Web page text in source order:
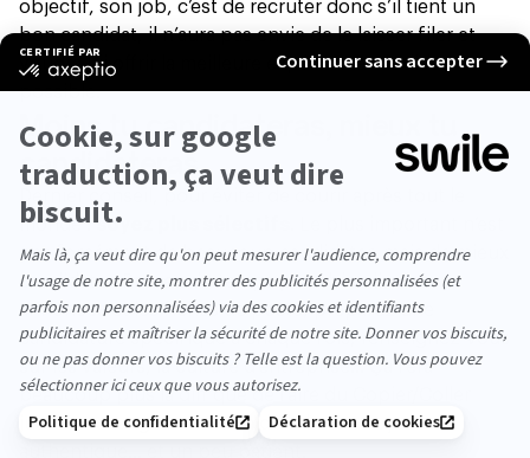
objectif, son job, c’est de recruter donc s’il tient un
bon candidat, il n’aura pas envie de le laisser filer et
voudra lui offrir la meilleure expérience candidat
possible.
Moins tu candidateras, mieux tu
candidateras
Dernier conseil, pour éviter de courir après tout le
monde :soyez plus sélectifs
pas forcément de beaucoup candidater, mais de mieux
candidater. Prenez du temps pour bien lire les
annonces et les fiches de poste, préparez une
candidature spécifique à chaque fois, renseignez-vous
sur les valeurs, la culture d’entreprise… Ça fera
beaucoup plus la diff que de faire du Copier/Coller
juste en changeant le nom de la boite. Soyez